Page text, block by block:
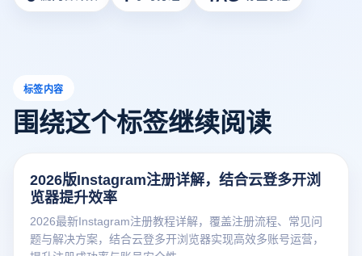
标签内容
围绕这个标签继续阅读
2026版Instagram注册详解，结合云登多开浏
览器提升效率
2026最新Instagram注册教程详解，覆盖注册流程、常见问
题与解决方案，结合云登多开浏览器实现高效多账号运营，